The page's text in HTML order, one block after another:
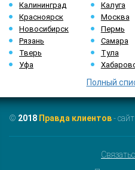
Калининград
Калуга
Красноярск
Москва
Новосибирск
Пермь
Рязань
Самара
Тверь
Тула
Уфа
Полный
© 2018 Правда клиентов-